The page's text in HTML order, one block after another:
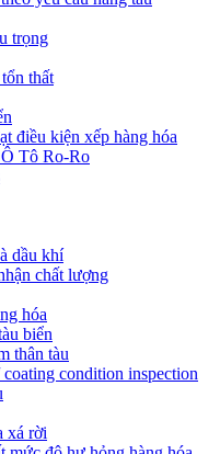
trọng
thất
điều kiện xếp hàng hóa
Tô Ro-Ro
dầu khí
chất lượng
hóa
biển
thân tàu
condition inspection
xá rời